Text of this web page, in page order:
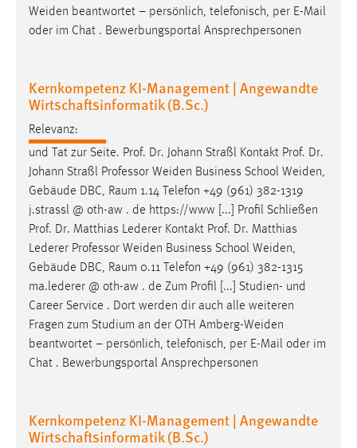
Weiden beantwortet – persönlich, telefonisch, per E-Mail
oder im Chat . Bewerbungsportal Ansprechpersonen
Kernkompetenz KI-Management | Angewandte
Wirtschaftsinformatik (B.Sc.)
Relevanz:
und Tat zur Seite. Prof. Dr. Johann Straßl Kontakt Prof. Dr.
Johann Straßl Professor Weiden Business School Weiden,
Gebäude DBC, Raum 1.14 Telefon +49 (961) 382-1319
j.strassl @ oth-aw . de https://www [...] Profil Schließen
Prof. Dr. Matthias Lederer Kontakt Prof. Dr. Matthias
Lederer Professor Weiden Business School Weiden,
Gebäude DBC, Raum 0.11 Telefon +49 (961) 382-1315
ma.lederer @ oth-aw . de Zum Profil [...] Studien- und
Career Service . Dort werden dir auch alle weiteren
Fragen zum Studium an der OTH Amberg-Weiden
beantwortet – persönlich, telefonisch, per E-Mail oder im
Chat . Bewerbungsportal Ansprechpersonen
Kernkompetenz KI-Management | Angewandte
Wirtschaftsinformatik (B.Sc.)